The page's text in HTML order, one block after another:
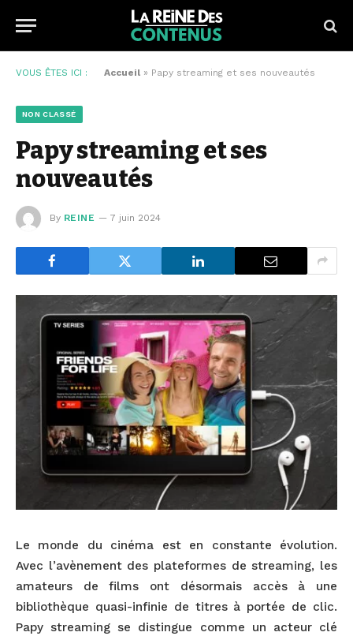
VOUS ÊTES ICI : Accueil » Papy streaming et ses nouveautés
NON CLASSÉ
Papy streaming et ses
nouveautés
By REINE 7 juin 2024
Le monde du cinéma est en constante évolution.
Avec l’avènement des plateformes de streaming, les
amateurs de films ont désormais accès à une
bibliothèque quasi-infinie de titres à portée de clic.
Papy streaming se distingue comme un acteur clé